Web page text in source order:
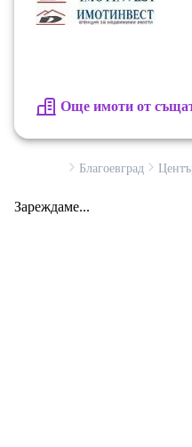
ценят стила, комфорта и
Още имоти от
Благоевград
Зареждаме...